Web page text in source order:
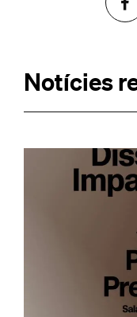
Notícies